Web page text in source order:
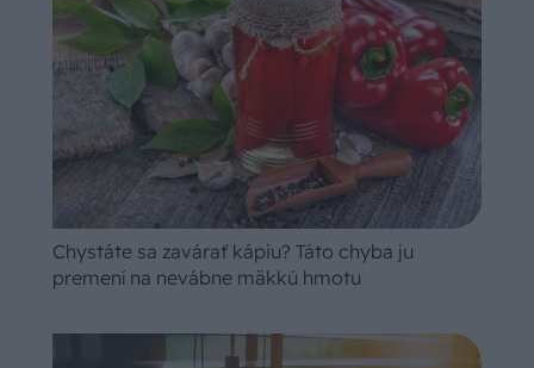
Chystáte sa zavárať kápiu? Táto chyba ju
premení na nevábne mäkkú hmotu